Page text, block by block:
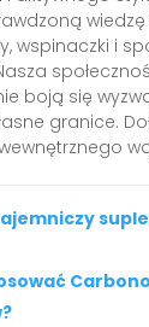
wiedzę
wspinaczki i
boją się
granice.